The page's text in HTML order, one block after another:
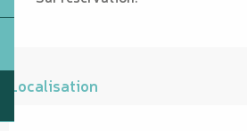
Localisation